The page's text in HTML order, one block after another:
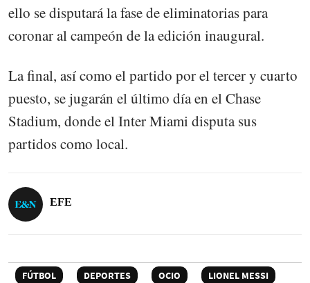
ello se disputará la fase de eliminatorias para
coronar al campeón de la edición inaugural.
La final, así como el partido por el tercer y cuarto
puesto, se jugarán el último día en el Chase
Stadium, donde el Inter Miami disputa sus
partidos como local.
EFE
FÚTBOL DEPORTES OCIO
LIONEL MESSI